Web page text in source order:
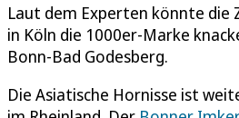
Laut dem Experten könnte die
in Köln die 1000er-Marke
Bonn-Bad Godesberg.
Die Asiatische Hornisse ist